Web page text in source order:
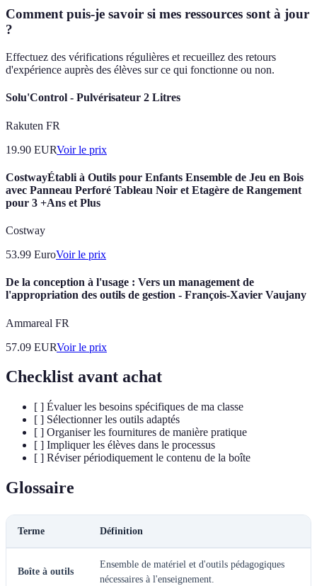
Comment puis-je savoir si mes ressources sont à jour
?
Effectuez des vérifications régulières et recueillez des retours
d'expérience auprès des élèves sur ce qui fonctionne ou non.
Solu'Control - Pulvérisateur 2 Litres
Rakuten FR
19.90 EURVoir le prix
CostwayÉtabli à Outils pour Enfants Ensemble de Jeu en Bois
avec Panneau Perforé Tableau Noir et Etagère de Rangement
pour 3 +Ans et Plus
Costway
53.99 EuroVoir le prix
De la conception à l'usage : Vers un management de
l'appropriation des outils de gestion - François-Xavier Vaujany
Ammareal FR
57.09 EURVoir le prix
Checklist avant achat
[ ] Évaluer les besoins spécifiques de ma classe
[ ] Sélectionner les outils adaptés
[ ] Organiser les fournitures de manière pratique
[ ] Impliquer les élèves dans le processus
[ ] Réviser périodiquement le contenu de la boîte
Glossaire
Terme Définition
Boîte à outils
Ensemble de matériel et d'outils pédagogiques
nécessaires à l'enseignement.